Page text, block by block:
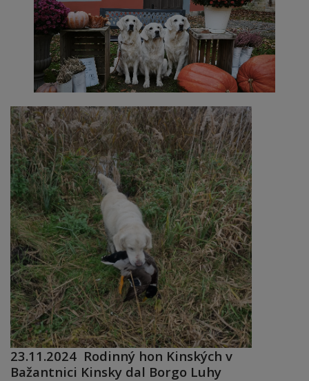
23.11.2024 Rodinný hon Kinských v
Bažantnici Kinsky dal Borgo Luhy